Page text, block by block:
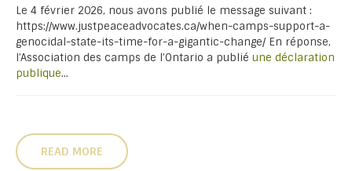
Le 4 février 2026, nous avons publié le message suivant :
https://www.justpeaceadvocates.ca/when-camps-support-a-
genocidal-state-its-time-for-a-gigantic-change/ En réponse,
l’Association des camps de l’Ontario a publié une déclaration
publique...
READ MORE